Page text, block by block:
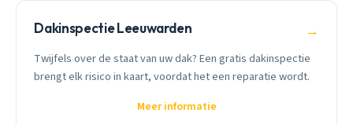
Dakinspectie Leeuwarden →
Twijfels over de staat van uw dak? Een gratis dakinspectie
brengt elk risico in kaart, voordat het een reparatie wordt.
Meer informatie